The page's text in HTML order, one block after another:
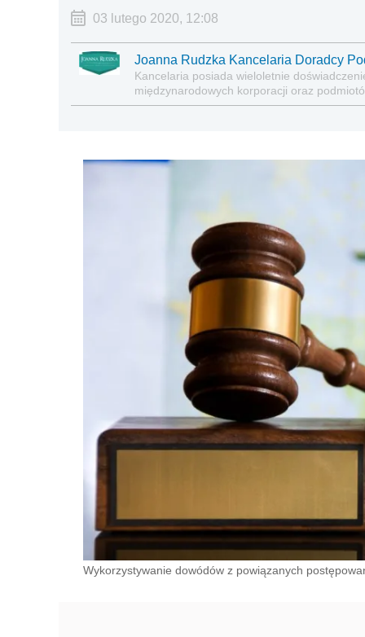
03 lutego 2020, 12:08
Joanna Rudzka Kancelaria Doradcy
Kancelaria posiada wieloletnie
międzynarodowych korporacji oraz
Wykorzystywanie dowódów z powiązanych